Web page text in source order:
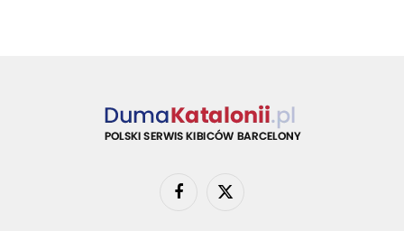
Facebook
X